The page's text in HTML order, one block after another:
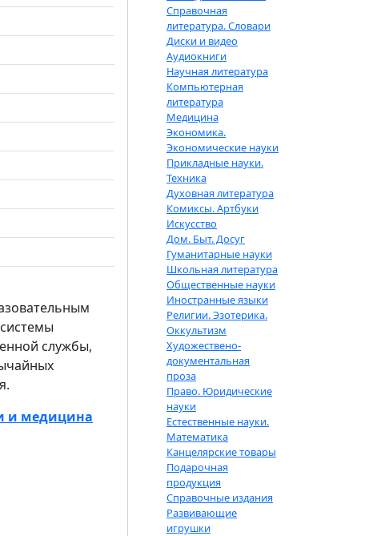
службы,
и медицина
Справочная
литература. Словари
Диски и видео
Аудиокниги
Научная литература
Компьютерная
литература
Медицина
Экономика.
Экономические науки
Прикладные науки.
Техника
Духовная литература
Комиксы. Артбуки
Искусство
Дом. Быт. Досуг
Гуманитарные науки
Школьная литература
Общественные науки
Иностранные языки
Религии. Эзотерика.
Оккультизм
Художествено-
документальная
проза
Право. Юридические
науки
Естественные науки.
Математика
Канцелярские товары
Подарочная
продукция
Справочные издания
Развивающие
игрушки